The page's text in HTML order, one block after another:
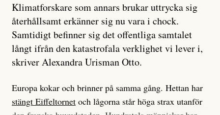
Klimatforskare som annars brukar uttrycka sig
återhållsamt erkänner sig nu vara i chock.
Samtidigt befinner sig det offentliga samtalet
långt ifrån den katastrofala verklighet vi lever i,
skriver Alexandra Urisman Otto.
Europa kokar och brinner på samma gång. Hettan har
stängt Eiffeltornet och lågorna står höga strax utanför